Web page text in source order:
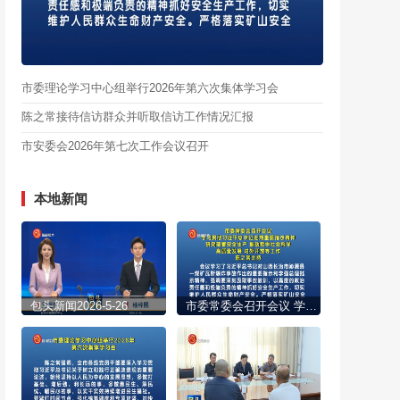
市委理论学习中心组举行2026年第六次集体学习会
陈之常接待信访群众并听取信访工作情况汇报
市安委会2026年第七次工作会议召开
本地新闻
包头新闻2026-5-26